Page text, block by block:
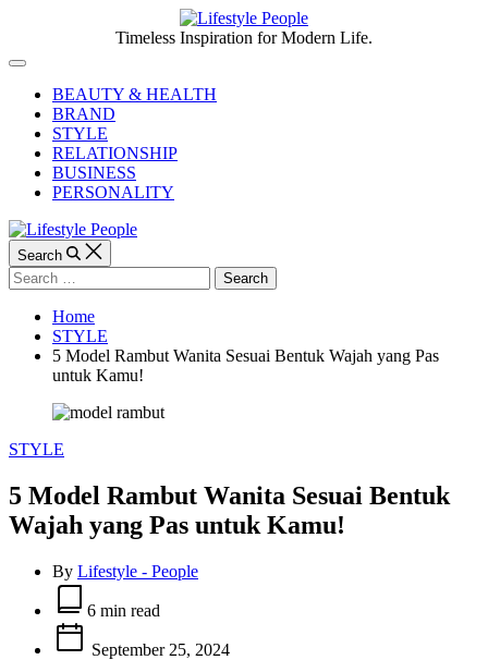
content
People
Timeless Inspiration for Modern Life.
Off
CanvasBEAUTY & HEALTH
BRAND
STYLE
RELATIONSHIP
BUSINESS
PERSONALITY
Search
Search
for:
Home
STYLE
5 Model Rambut Wanita Sesuai Bentuk Wajah yang Pas
untuk Kamu!
Categories
STYLE
5 Model Rambut Wanita Sesuai Bentuk
Wajah yang Pas untuk Kamu!
By Lifestyle - People
Estimated
read
time
6 min read
September 25, 2024